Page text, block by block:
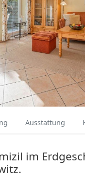
Ausstattung
im